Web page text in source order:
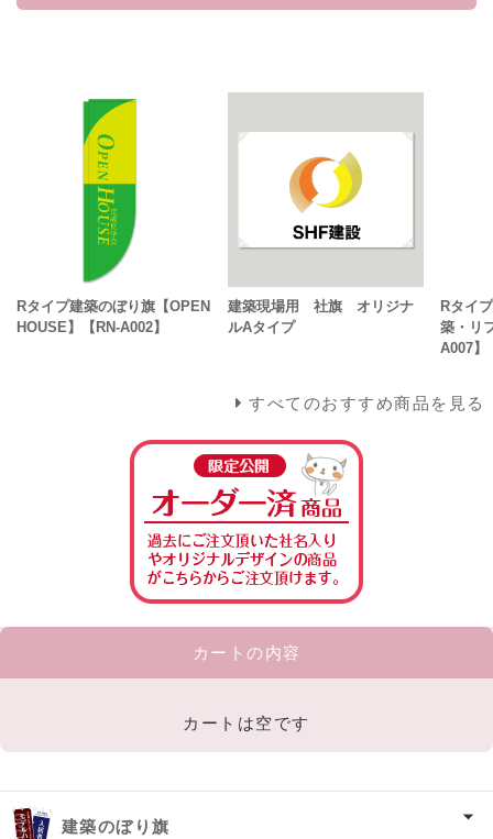
Rタイプ建築のぼり旗【OPEN
HOUSE】【RN-A002】
建築現場用 社旗 オリジナ
ルAタイプ
Rタイ
築・リ
A007】
すべてのおすすめ商品を見る
カートの内容
カートは空です
建築のぼり旗